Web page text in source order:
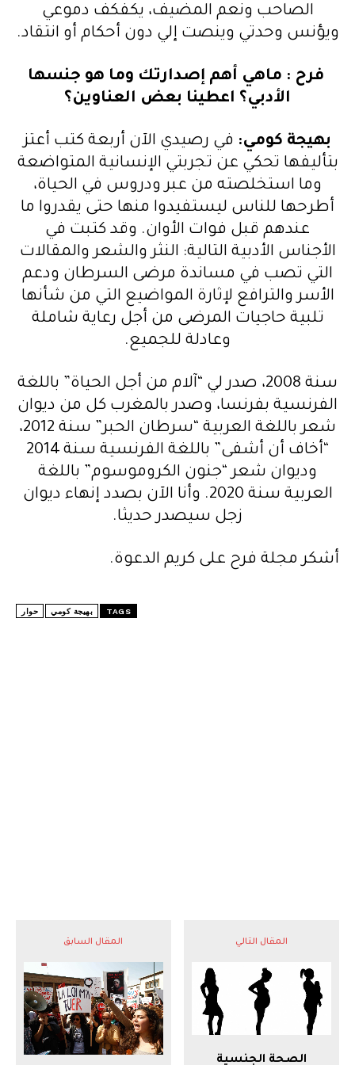
الصاحب ونعم المضيف، يكفكف دموعي
ويؤنس وحدتي وينصت إلي دون أحكام أو انتقاد.
فرح : ماهي أهم إصدارتك وما هو جنسها
الأدبي؟ اعطينا بعض العناوين؟
بهيجة كومي: في رصيدي الآن أربعة كتب أعتز
بتأليفها تحكي عن تجربتي الإنسانية المتواضعة
وما استخلصته من عبر ودروس في الحياة،
أطرحها للناس ليستفيدوا منها حتى يقدروا ما
عندهم قبل فوات الأوان. وقد كتبت في
الأجناس الأدبية التالية: النثر والشعر والمقالات
التي تصب في مساندة مرضى السرطان ودعم
الأسر والترافع لإثارة المواضيع التي من شأنها
تلبية حاجيات المرضى من أجل رعاية شاملة
وعادلة للجميع.
سنة 2008، صدر لي “آلام من أجل الحياة” باللغة
الفرنسية بفرنسا، وصدر بالمغرب كل من ديوان
شعر باللغة العربية “سرطان الحبر” سنة 2012،
“أخاف أن أشفى” باللغة الفرنسية سنة 2014
وديوان شعر “جنون الكروموسوم” باللغة
العربية سنة 2020. وأنا الآن بصدد إنهاء ديوان
زجل سيصدر حديثا.
أشكر مجلة فرح على كريم الدعوة.
TAGS بهيجة كومي حوار
المقال السابق المقال التالي
الصحة الجنسية